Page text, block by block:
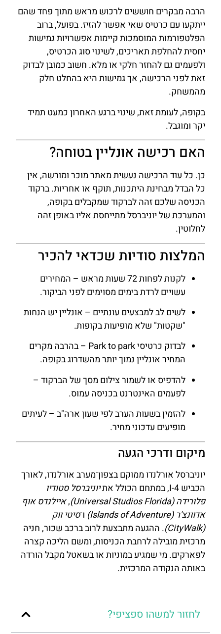
הרבה מבקרים חוששים לרכוש מראש מתוך פחד שהם
ייתקעו עם כרטיס שאי אפשר להזיז. בפועל, ברוב
הפלטפורמות המוסמכות קיימות אפשרויות גמישות
יחסית להחלפת תאריכים, לשינוי סוג הכרטיס,
ולפעמים גם להחזר חלקי או מלא. חשוב כמובן לבדוק
זאת לפני הרכישה, אך גמישות היא בהחלט חלק
מהמשחק.
בקופה, לעומת זאת, שינוי ברגע האחרון כמעט תמיד
יקר ומוגבל.
האם רכישה אונליין בטוחה?
כן. כל עוד הרכישה נעשית מאתר מוכר ומורשה, אין
כל הבדל מבחינת היתכנות, תוקף או אחריות. ברקוד
הכניסה שלכם זהה לברקוד שמקבלים בקופה,
והמערכת של יוניברסל מתייחסת אליו באופן זהה
לחלוטין.
המלצות סודיות שכדאי להכיר
לקנות לפחות 72 שעות מראש – המחירים
עשויים לרדת בימים מסוימים לפני הביקור.
לשים לב למבצעים עונתיים – אונליין יש הנחות
"שקטות" שלא מופיעות בקופות.
לבדוק כרטיסי Park to park – בהרבה מקרים
המחיר אונליין נמוך יותר מהשדרוג בקופה.
להדפיס או לשמור צילום מסך של הברקוד –
לפעמים האינטרנט בכניסה עמוס.
להזמין בשעות הערב לפי שעון ארה"ב – לעיתים
מופיעים עדכוני מחיר.
מיקום ודרכי הגעה
יוניברסל אורלנדו ממוקם בצפון־מערב אורלנדו, לאורך
הכביש I-4, במתחם הכולל את
יוניברסל סטודיו
פלורידה (Universal Studios Florida)
,איילנדס אוף
אדוונצ'ר (Islands of Adventure)
ו־סיטי ווק
(CityWalk)
. ההגעה מתבצעת לרוב ברכב שכור, חניה
מרכזית מובילה לרחבת הכניסות, ומשם הליכה קצרה
לפארקים. מי שמגיע במוניות או בשאטל מקבל הורדה
באותה הנקודה המרכזית.
לחזור למשהו ספציפי?